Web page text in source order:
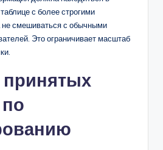
с более строгими
не смешиваться с обычными
Это ограничивает масштаб